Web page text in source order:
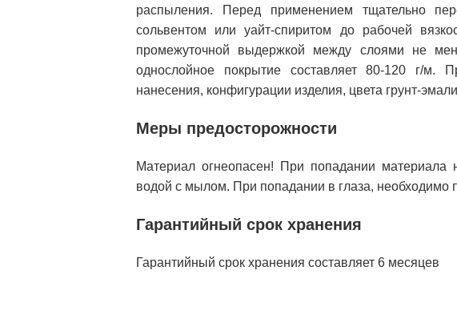
распыления. Перед применением тщательно
сольвентом или уайт-спиритом до рабочей
промежуточной выдержкой между слоями не
однослойное покрытие составляет 80-120 г/м.
нанесения, конфигурации изделия, цвета грунт-
Меры предосторожности
Материал огнеопасен! При попадании
водой с мылом. При попадании в глаза,
Гарантийный срок хранения
Гарантийный срок хранения составляет 6 месяцев